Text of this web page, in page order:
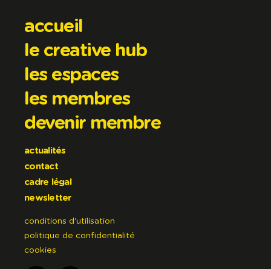
accueil
le creative hub
les espaces
les membres
devenir membre
actualités
contact
cadre légal
newsletter
conditions d'utilisation
politique de confidentialité
cookies